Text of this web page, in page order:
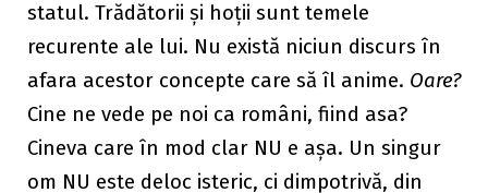
statul. Trădătorii și hoții sunt temele
recurente ale lui. Nu există niciun discurs în
afara acestor concepte care să îl anime. Oare?
Cine ne vede pe noi ca români, fiind asa?
Cineva care în mod clar NU e așa. Un singur
om NU este deloc isteric, ci dimpotrivă, din